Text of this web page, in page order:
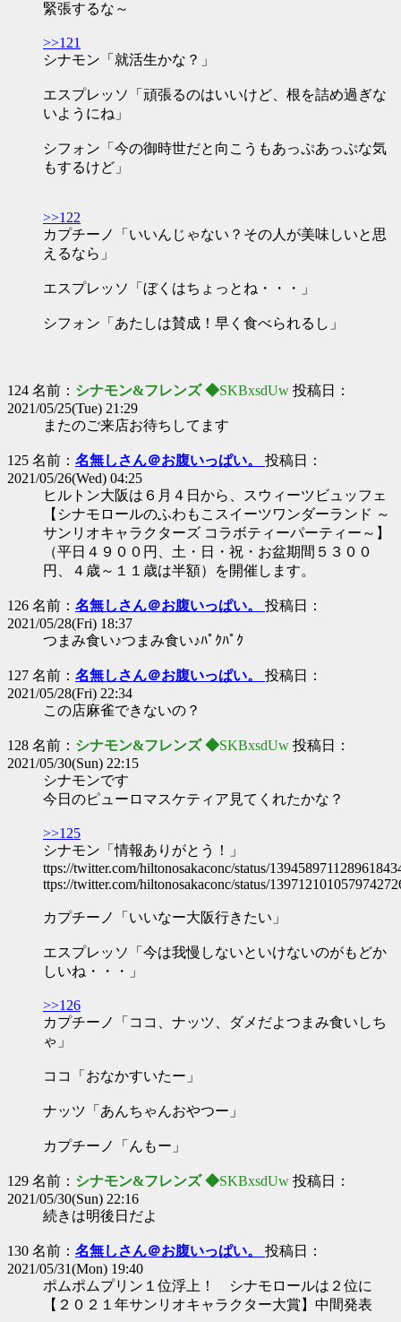
緊張するな～
>>121
シナモン「就活生かな？」
エスプレッソ「頑張るのはいいけど、根を詰め過ぎな
いようにね」
シフォン「今の御時世だと向こうもあっぷあっぷな気
もするけど」
>>122
カプチーノ「いいんじゃない？その人が美味しいと思
えるなら」
エスプレッソ「ぼくはちょっとね・・・」
シフォン「あたしは賛成！早く食べられるし」
124 名前： シナモン&フレンズ ◆SKBxsdUw 投稿日：
2021/05/25(Tue) 21:29
またのご来店お待ちしてます
125 名前： 名無しさん＠お腹いっぱい。 投稿日：
2021/05/26(Wed) 04:25
ヒルトン大阪は６月４日から、スウィーツビュッフェ
【シナモロールのふわもこスイーツワンダーランド ～
サンリオキャラクターズ コラボティーパーティー～】
（平日４９００円、土・日・祝・お盆期間５３００
円、４歳～１１歳は半額）を開催します。
126 名前： 名無しさん＠お腹いっぱい。 投稿日：
2021/05/28(Fri) 18:37
つまみ食い♪つまみ食い♪ﾊﾟｸﾊﾟｸ
127 名前： 名無しさん＠お腹いっぱい。 投稿日：
2021/05/28(Fri) 22:34
この店麻雀できないの？
128 名前： シナモン&フレンズ ◆SKBxsdUw 投稿日：
2021/05/30(Sun) 22:15
シナモンです
今日のピューロマスケティア見てくれたかな？
>>125
シナモン「情報ありがとう！」
ttps://twitter.com/hiltonosakaconc/status/
ttps://twitter.com/hiltonosakaconc/status/
カプチーノ「いいなー大阪行きたい」
エスプレッソ「今は我慢しないといけないのがもどか
しいね・・・」
>>126
カプチーノ「ココ、ナッツ、ダメだよつまみ食いしち
ゃ」
ココ「おなかすいたー」
ナッツ「あんちゃんおやつー」
カプチーノ「んもー」
129 名前： シナモン&フレンズ ◆SKBxsdUw 投稿日：
2021/05/30(Sun) 22:16
続きは明後日だよ
130 名前： 名無しさん＠お腹いっぱい。 投稿日：
2021/05/31(Mon) 19:40
ポムポムプリン１位浮上！ シナモロールは２位に
【２０２１年サンリオキャラクター大賞】中間発表